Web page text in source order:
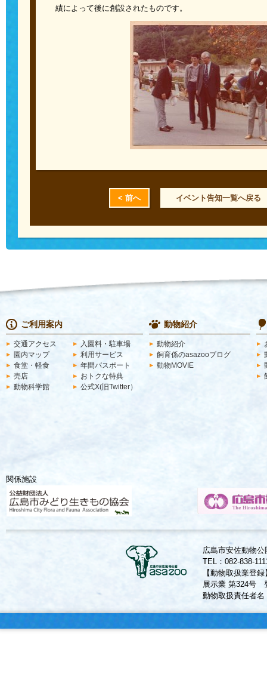
績によって後に創設されたものです。
< 前へ イベント告知一覧へ戻る
ご利用案内
交通アクセス
入園料・駐車場
園内マップ
利用サービス
食堂・軽食
年間パスポート
売店
おトクな特典
動物科学館
公式X(旧Twitter）
動物紹介
動物紹介
飼育係のasazooブログ
動物MOVIE
関係施設
広島市安佐動物
TEL：082-838-
【動物取扱業登
展示業 第324号
動物取扱責任者